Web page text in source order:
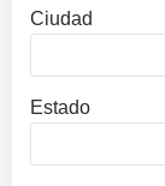
Ciudad
Estado